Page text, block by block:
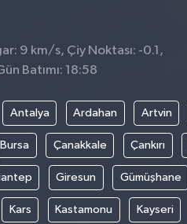
9 km/s, Çiy Noktası: -0.1,
Batımı: 18:58
Antalya Ardahan Artvin
Bursa Çanakkale Çankırı
Giresun Gümüşhane
Kars Kastamonu Kayseri